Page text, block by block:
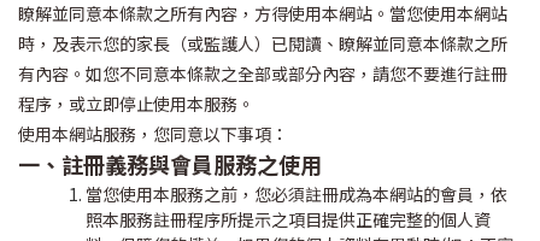
瞭解並同意本條款之所有內容，方得使用本網站。當您使用本網站
時，及表示您的家長（或監護人）已閱讀、瞭解並同意本條款之所
有內容。如您不同意本條款之全部或部分內容，請您不要進行註冊
程序，或立即停止使用本服務。
使用本網站服務，您同意以下事項：
一、註冊義務與會員服務之使用
當您使用本服務之前，您必須註冊成為本網站的會員，依
照本服務註冊程序所提示之項目提供正確完整的個人資